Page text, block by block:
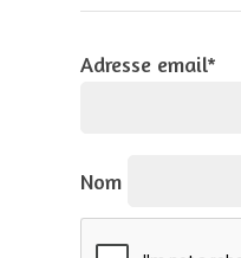
Adresse email*
Nom